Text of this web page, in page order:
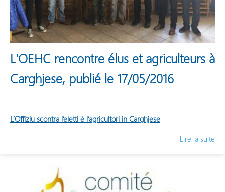
L'OEHC rencontre élus et agriculteurs à
Carghjese, publié le 17/05/2016
L’Offiziu scontra l’eletti è l’agricultori in Carghjese
Lire la suite